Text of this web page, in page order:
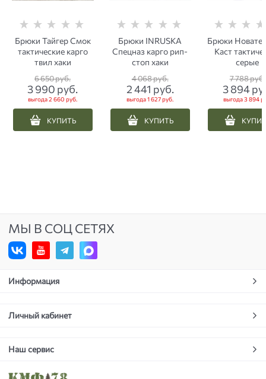
Брюки Тайгер Смок
тактические карго
твил хаки
6 650 руб.
3 990 руб.
выгода2 660 руб.
КУПИТЬ
Брюки INRUSKA
Спецназ карго рип-
стоп хаки
4 068 руб.
2 441 руб.
выгода1 627 руб.
КУПИТЬ
Брюки
Каст
серые
7 788 руб.
3 894
выгода3 894
МЫ В СОЦ СЕТЯХ
Информация
Личный кабинет
Наш сервис